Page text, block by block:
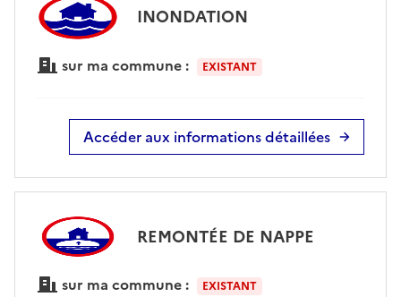
INONDATION
sur ma commune : EXISTANT
Accéder aux informations détaillées
REMONTÉE DE NAPPE
sur ma commune : EXISTANT